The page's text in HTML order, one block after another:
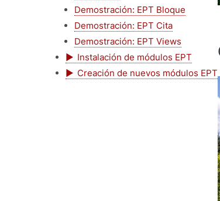
Demostración: EPT Bloque
Demostración: EPT Cita
Demostración: EPT Views
Instalación de módulos EPT
Creación de nuevos módulos EPT